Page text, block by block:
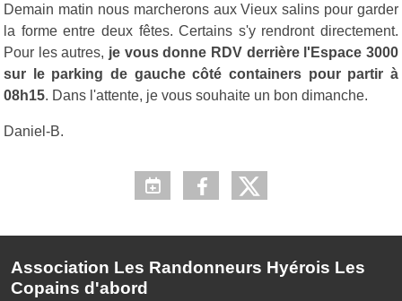
Demain matin nous marcherons aux Vieux salins pour garder
la forme entre deux fêtes. Certains s'y rendront directement.
Pour les autres, je vous donne RDV derrière l'Espace 3000
sur le parking de gauche côté containers pour partir à
08h15. Dans l'attente, je vous souhaite un bon dimanche.
Daniel-B.
Association Les Randonneurs Hyérois Les
Copains d'abord